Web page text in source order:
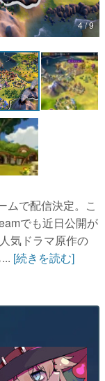
4 / 9
ムで配信決定。こ
でも近日公開が
気ドラマ原作の
[続きを読む]